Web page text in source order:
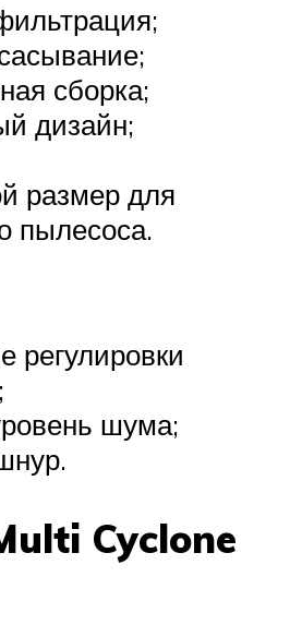
сборка;
дизайн;
размер для
пылесоса.
регулировки
шума;
Cyclone